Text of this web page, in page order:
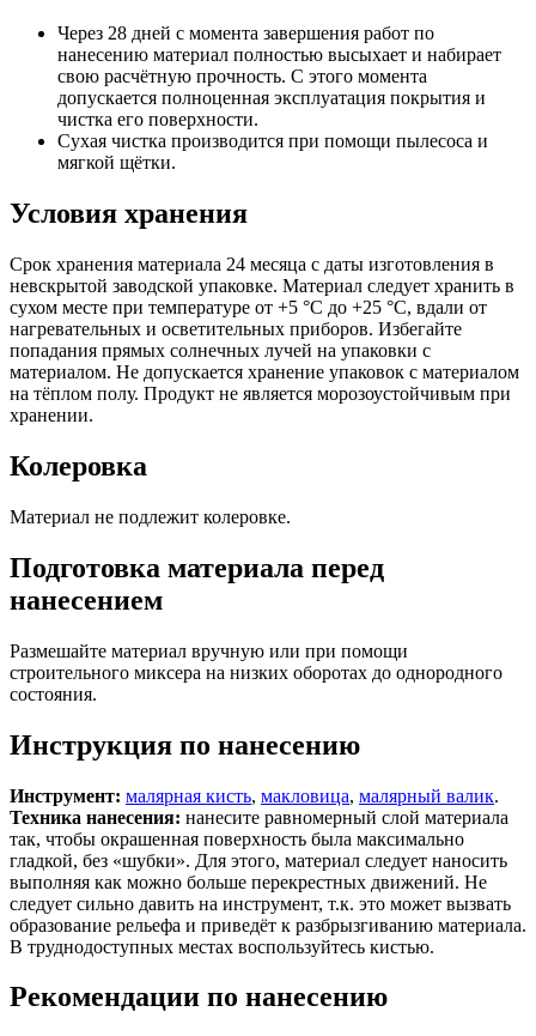
Через 28 дней с момента завершения работ по
нанесению материал полностью высыхает и набирает
свою расчётную прочность. С этого момента
допускается полноценная эксплуатация покрытия и
чистка его поверхности.
Сухая чистка производится при помощи пылесоса и
мягкой щётки.
Условия хранения
Срок хранения материала 24 месяца с даты изготовления в
невскрытой заводской упаковке. Материал следует хранить в
сухом месте при температуре от +5 °C до +25 °C, вдали от
нагревательных и осветительных приборов. Избегайте
попадания прямых солнечных лучей на упаковки с
материалом. Не допускается хранение упаковок с материалом
на тёплом полу. Продукт не является морозоустойчивым при
хранении.
Колеровка
Материал не подлежит колеровке.
Подготовка материала перед
нанесением
Размешайте материал вручную или при помощи
строительного миксера на низких оборотах до однородного
состояния.
Инструкция по нанесению
Инструмент: малярная кисть, макловица, малярный валик.
Техника нанесения: нанесите равномерный слой материала
так, чтобы окрашенная поверхность была максимально
гладкой, без «шубки». Для этого, материал следует наносить
выполняя как можно больше перекрестных движений. Не
следует сильно давить на инструмент, т.к. это может вызвать
образование рельефа и приведёт к разбрызгиванию материала.
В труднодоступных местах воспользуйтесь кистью.
Рекомендации по нанесению